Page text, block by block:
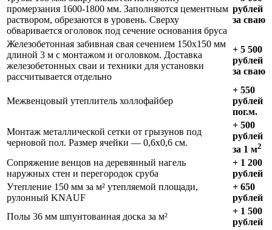
промерзания 1600-1800 мм. Заполняются цементным
раствором, обрезаются в уровень. Сверху
обваривается оголовок под сечение основания бруса
рублей
за сваю
Железобетонная забивная свая сечением 150х150 мм
длиной 3 м с монтажом и оголовком. Доставка
железобетонных сваи и техники для установки
рассчитывается отдельно
+ 5 500
рублей
за сваю
Межвенцовый утеплитель холлофайбер
+ 550
рублей
пог.м.
Монтаж металлической сетки от грызунов под
черновой пол. Размер ячейки — 0,6х0,6 см.
+ 500
рублей
за 1 м2
Сопряжение венцов на деревянный нагель
наружных стен и перегородок сруба
+ 1 200
рублей
Утепление 150 мм за м² утепляемой площади,
рулонный KNAUF
+ 650
рублей
Полы 36 мм шпунтованная доска за м²
+ 1 500
рублей